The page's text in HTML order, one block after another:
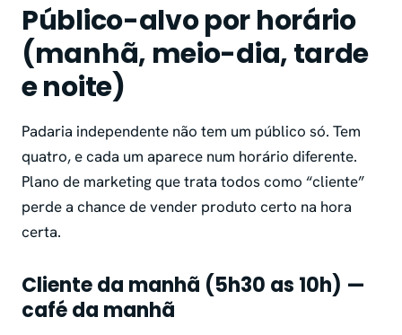
Público-alvo por horário
(manhã, meio-dia, tarde
e noite)
Padaria independente não tem um público só. Tem
quatro, e cada um aparece num horário diferente.
Plano de marketing que trata todos como “cliente”
perde a chance de vender produto certo na hora
certa.
Cliente da manhã (5h30 as 10h) —
café da manhã